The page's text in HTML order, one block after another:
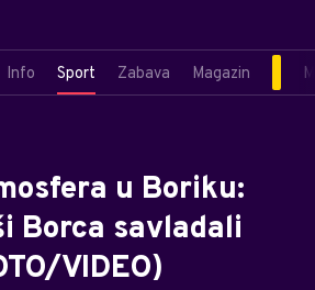
Info Sport Zabava Magazin
u Boriku:
Borca savladali
VIDEO)